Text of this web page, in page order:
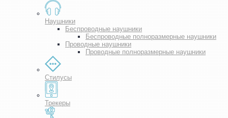
Наушники
Беспроводные наушники
Беспроводные полноразмерные наушники
Проводные наушники
Проводные полноразмерные наушники
Стилусы
Трекеры